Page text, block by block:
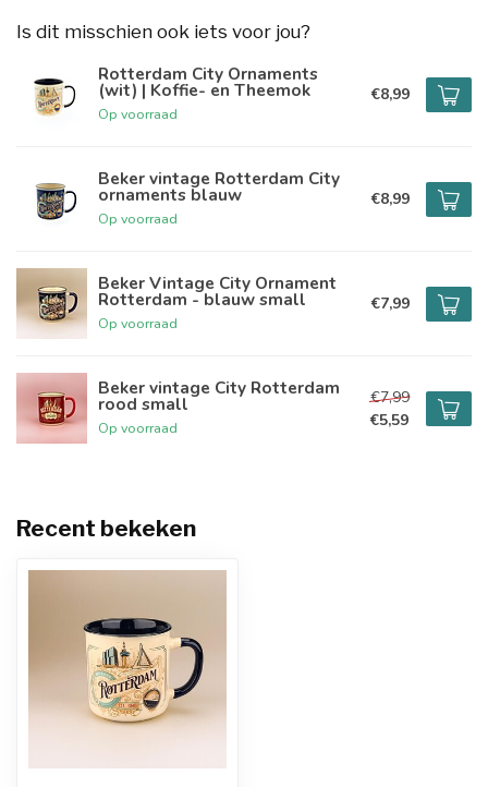
Is dit misschien ook iets voor jou?
Rotterdam City Ornaments
(wit) | Koffie- en Theemok
Op voorraad
€8,99
Beker vintage Rotterdam City
ornaments blauw
Op voorraad
€8,99
Beker Vintage City Ornament
Rotterdam - blauw small
Op voorraad
€7,99
Beker vintage City Rotterdam
rood small
Op voorraad
€7,99
€5,59
Recent bekeken